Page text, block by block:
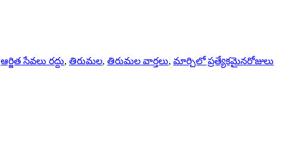
ఆర్జిత సేవలు రద్దు, తిరుమల, తిరుమల వార్తలు, మార్చిలో ప్రత్యేకమైనరోజులు